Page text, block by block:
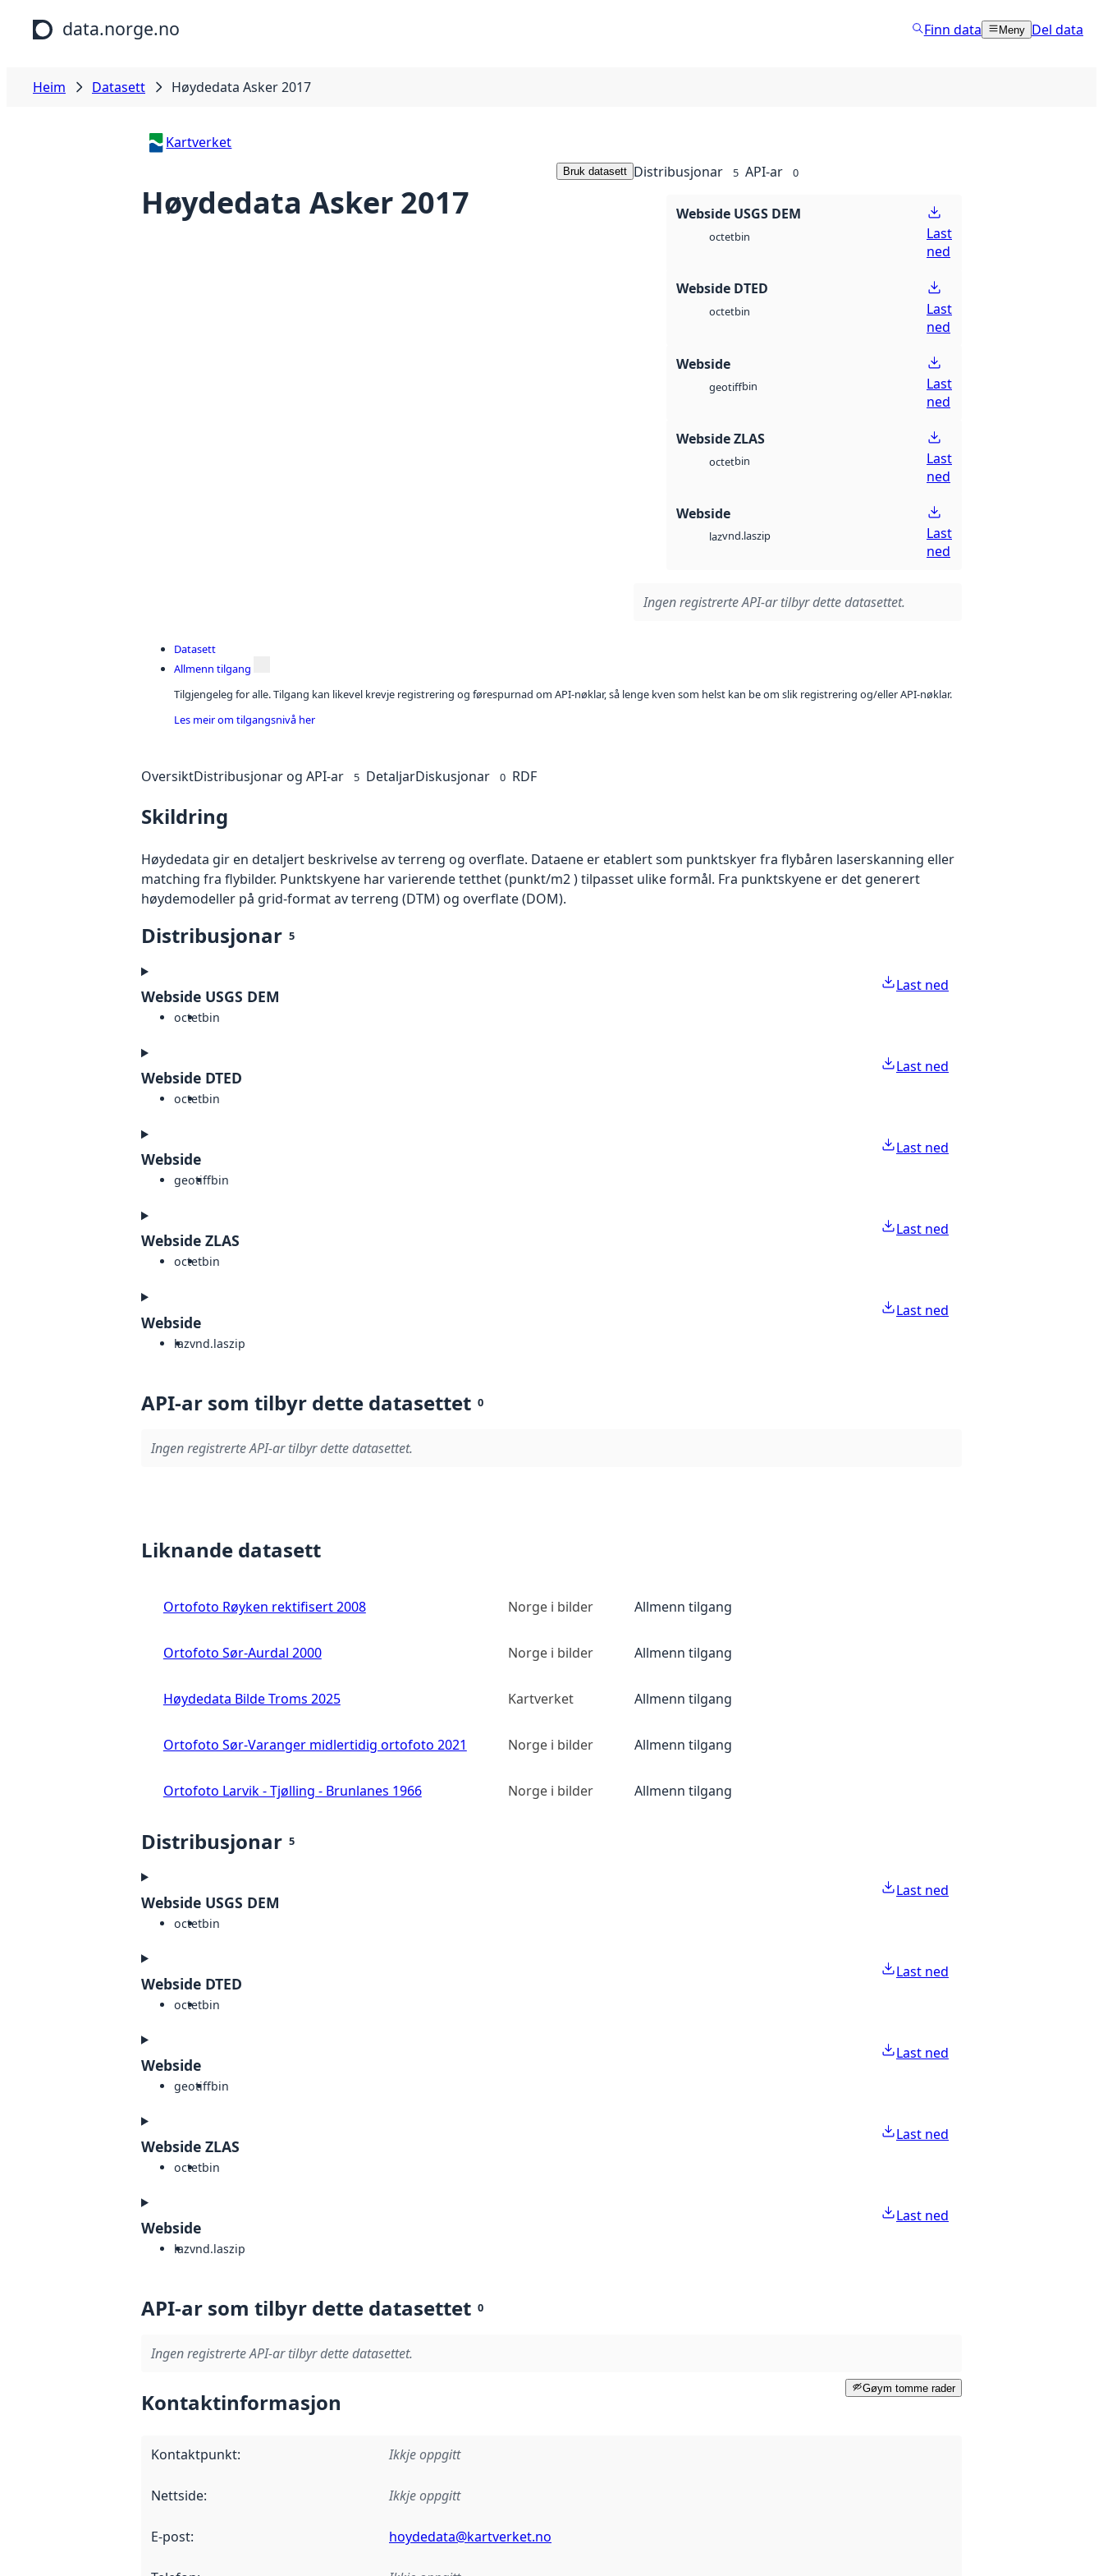
Hopp til hovudinnhald
data.norge.no Finn data Meny Del data
Heim Datasett Høydedata Asker 2017
Kartverket
Høydedata Asker 2017
Bruk datasett Distribusjonar 5 API-ar 0
Webside USGS DEM
octetbin
Last
ned
Webside DTED
octetbin
Last
ned
Webside
geotiffbin
Last
ned
Webside ZLAS
octetbin
Last
ned
Webside
lazvnd.laszip
Last
ned
Ingen registrerte API-ar tilbyr dette datasettet.
Datasett
Allmenn tilgang
Tilgjengeleg for alle. Tilgang kan likevel krevje registrering og førespurnad om API-nøklar, så lenge kven som helst kan be om slik registrering og/eller API-nøklar.
Les meir om tilgangsnivå her
OversiktDistribusjonar og API-ar 5 DetaljarDiskusjonar 0 RDF
Skildring
Høydedata gir en detaljert beskrivelse av terreng og overflate. Dataene er etablert som punktskyer fra flybåren laserskanning eller
matching fra flybilder. Punktskyene har varierende tetthet (punkt/m2 ) tilpasset ulike formål. Fra punktskyene er det generert
høydemodeller på grid-format av terreng (DTM) og overflate (DOM).
Distribusjonar 5
Webside USGS DEM
octetbin
Last ned
Webside DTED
octetbin
Last ned
Webside
geotiffbin
Last ned
Webside ZLAS
octetbin
Last ned
Webside
lazvnd.laszip
Last ned
API-ar som tilbyr dette datasettet 0
Ingen registrerte API-ar tilbyr dette datasettet.
Liknande datasett
Ortofoto Røyken rektifisert 2008 Norge i bilder Allmenn tilgang
Ortofoto Sør-Aurdal 2000 Norge i bilder Allmenn tilgang
Høydedata Bilde Troms 2025 Kartverket Allmenn tilgang
Ortofoto Sør-Varanger midlertidig ortofoto 2021 Norge i bilder Allmenn tilgang
Ortofoto Larvik - Tjølling - Brunlanes 1966 Norge i bilder Allmenn tilgang
Distribusjonar 5
Webside USGS DEM
octetbin
Last ned
Webside DTED
octetbin
Last ned
Webside
geotiffbin
Last ned
Webside ZLAS
octetbin
Last ned
Webside
lazvnd.laszip
Last ned
API-ar som tilbyr dette datasettet 0
Ingen registrerte API-ar tilbyr dette datasettet.
Gøym tomme rader
Kontaktinformasjon
Kontaktpunkt: Ikkje oppgitt
Nettside: Ikkje oppgitt
E-post: hoydedata@kartverket.no